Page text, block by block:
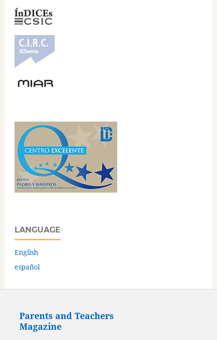
LANGUAGE
English
español
Parents and Teachers
Magazine